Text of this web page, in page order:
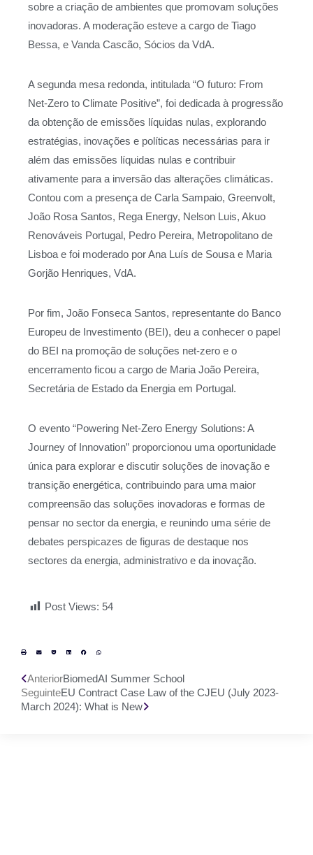
sobre a criação de ambientes que promovam soluções
inovadoras. A moderação esteve a cargo de Tiago
Bessa, e Vanda Cascão, Sócios da VdA.
A segunda mesa redonda, intitulada “O futuro: From
Net-Zero to Climate Positive”, foi dedicada à progressão
da obtenção de emissões líquidas nulas, explorando
estratégias, inovações e políticas necessárias para ir
além das emissões líquidas nulas e contribuir
ativamente para a inversão das alterações climáticas.
Contou com a presença de Carla Sampaio, Greenvolt,
João Rosa Santos, Rega Energy, Nelson Luis, Akuo
Renováveis Portugal, Pedro Pereira, Metropolitano de
Lisboa e foi moderado por Ana Luís de Sousa e Maria
Gorjão Henriques, VdA.
Por fim, João Fonseca Santos, representante do Banco
Europeu de Investimento (BEI), deu a conhecer o papel
do BEI na promoção de soluções net-zero e o
encerramento ficou a cargo de Maria João Pereira,
Secretária de Estado da Energia em Portugal.
O evento “Powering Net-Zero Energy Solutions: A
Journey of Innovation” proporcionou uma oportunidade
única para explorar e discutir soluções de inovação e
transição energética, contribuindo para uma maior
compreensão das soluções inovadoras e formas de
pensar no sector da energia, e reunindo uma série de
debates perspicazes de figuras de destaque nos
sectores da energia, administrativo e da inovação.
Post Views: 54
AnteriorBiomedAI Summer School
SeguinteEU Contract Case Law of the CJEU (July 2023-
March 2024): What is New